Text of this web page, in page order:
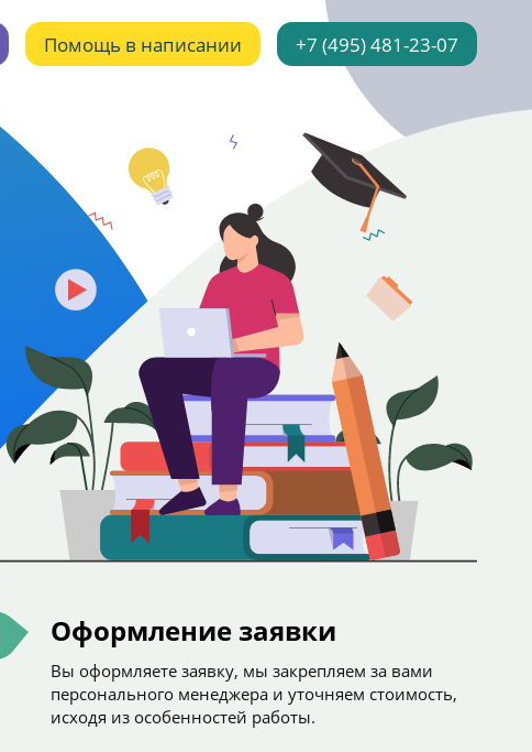
Помощь в написании +7 (495) 481-23-07
Оформление заявки
Вы оформляете заявку, мы закрепляем за вами
персонального менеджера и уточняем стоимость,
исходя из особенностей работы.